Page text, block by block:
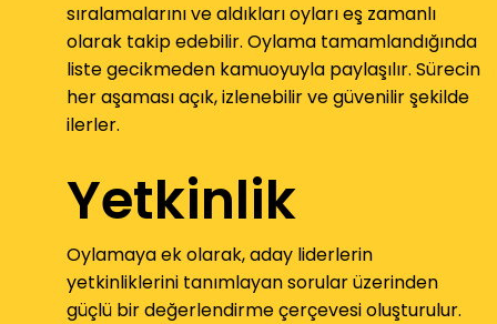
sıralamalarını ve aldıkları oyları eş zamanlı
olarak takip edebilir. Oylama tamamlandığında
liste gecikmeden kamuoyuyla paylaşılır. Sürecin
her aşaması açık, izlenebilir ve güvenilir şekilde
ilerler.
Yetkinlik
Oylamaya ek olarak, aday liderlerin
yetkinliklerini tanımlayan sorular üzerinden
güçlü bir değerlendirme çerçevesi oluşturulur.